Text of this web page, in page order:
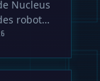
le
à
Nucleus
robots
en